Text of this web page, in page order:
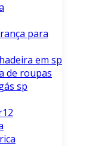
para
em sp
de roupas
sp